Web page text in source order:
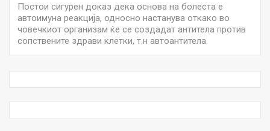
Постои сигурен доказ дека основа на болеста е
автоимуна реакција, односно настанува откако во
човечкиот организам ќе се создадат антитела против
сопствените здрави клетки, т.н автоантитела.